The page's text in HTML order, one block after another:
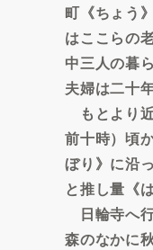
町《ちょう
はここらの
中三人の暮
夫婦は二十
もとより
前十時）頃
ぼり》に沿
と推し量《
日輪寺へ
森のなかに